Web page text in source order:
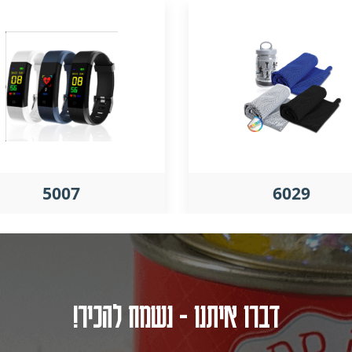
6029
5007
דברו איתנו - נשמח להכיר!